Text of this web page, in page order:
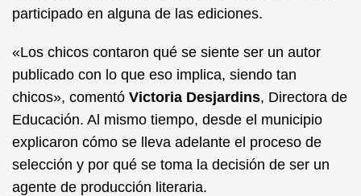
participado en alguna de las ediciones.
«Los chicos contaron qué se siente ser un autor
publicado con lo que eso implica, siendo tan
chicos», comentó Victoria Desjardins, Directora de
Educación. Al mismo tiempo, desde el municipio
explicaron cómo se lleva adelante el proceso de
selección y por qué se toma la decisión de ser un
agente de producción literaria.